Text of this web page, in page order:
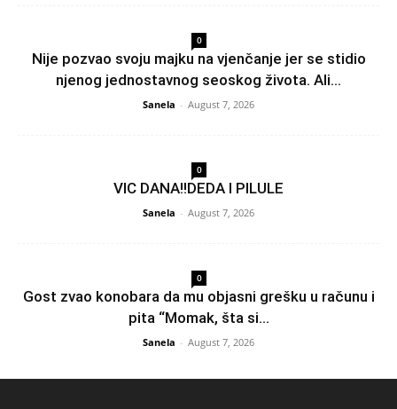
0
Nije pozvao svoju majku na vjenčanje jer se stidio
njenog jednostavnog seoskog života. Ali...
Sanela - August 7, 2026
0
VIC DANA!!DEDA I PILULE
Sanela - August 7, 2026
0
Gost zvao konobara da mu objasni grešku u računu i
pita “Momak, šta si...
Sanela - August 7, 2026